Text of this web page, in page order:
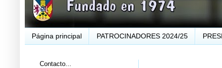
Página principal PATROCINADORES 2024/25
Contacto...